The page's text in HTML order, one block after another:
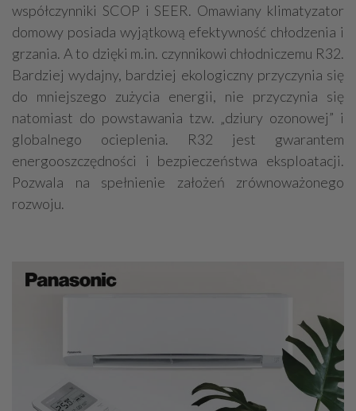
współczynniki SCOP i SEER. Omawiany klimatyzator
domowy posiada wyjątkową efektywność chłodzenia i
grzania. A to dzięki m.in. czynnikowi chłodniczemu R32.
Bardziej wydajny, bardziej ekologiczny przyczynia się
do mniejszego zużycia energii, nie przyczynia się
natomiast do powstawania tzw. „dziury ozonowej” i
globalnego ocieplenia. R32 jest gwarantem
energooszczędności i bezpieczeństwa eksploatacji.
Pozwala na spełnienie założeń zrównoważonego
rozwoju.